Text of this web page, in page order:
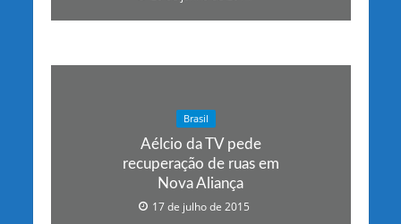
Brasil
Aélcio da TV pede
recuperação de ruas em
Nova Aliança
17 de julho de 2015